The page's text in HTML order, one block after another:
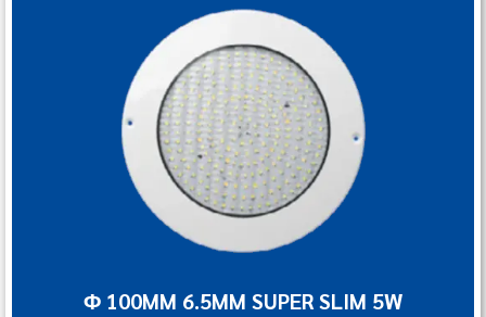
Φ 100MM 6.5MM SUPER SLIM 5W